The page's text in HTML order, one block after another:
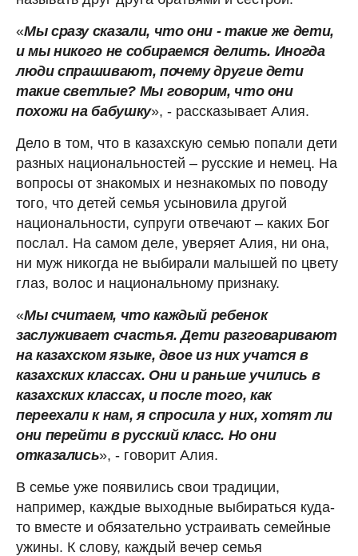
«Мы сразу сказали, что они - такие же дети,
и мы никого не собираемся делить. Иногда
люди спрашивают, почему другие дети
такие светлые? Мы говорим, что они
похожи на бабушку», - рассказывает Алия.
Дело в том, что в казахскую семью попали дети
разных национальностей – русские и немец. На
вопросы от знакомых и незнакомых по поводу
того, что детей семья усыновила другой
национальности, супруги отвечают – каких Бог
послал. На самом деле, уверяет Алия, ни она,
ни муж никогда не выбирали малышей по цвету
глаз, волос и национальному признаку.
«Мы считаем, что каждый ребенок
заслуживает счастья. Дети разговаривают
на казахском языке, двое из них учатся в
казахских классах. Они и раньше учились в
казахских классах, и после того, как
переехали к нам, я спросила у них, хотят ли
они перейти в русский класс. Но они
отказались», - говорит Алия.
В семье уже появились свои традиции,
например, каждые выходные выбираться куда-
то вместе и обязательно устраивать семейные
ужины. К слову, каждый вечер семья